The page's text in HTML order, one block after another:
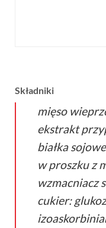
Składniki
mięso
ekstrakt
białka
w proszku z
wzmacniacz
cukier: